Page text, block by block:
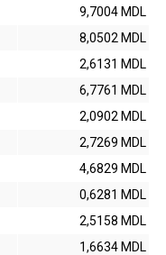
9,7004 MDL
8,0502 MDL
2,6131 MDL
6,7761 MDL
2,0902 MDL
2,7269 MDL
4,6829 MDL
0,6281 MDL
2,5158 MDL
1,6634 MDL